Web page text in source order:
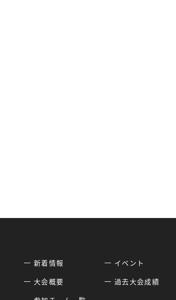
新着情報
大会概要
イベント
過去大会成績